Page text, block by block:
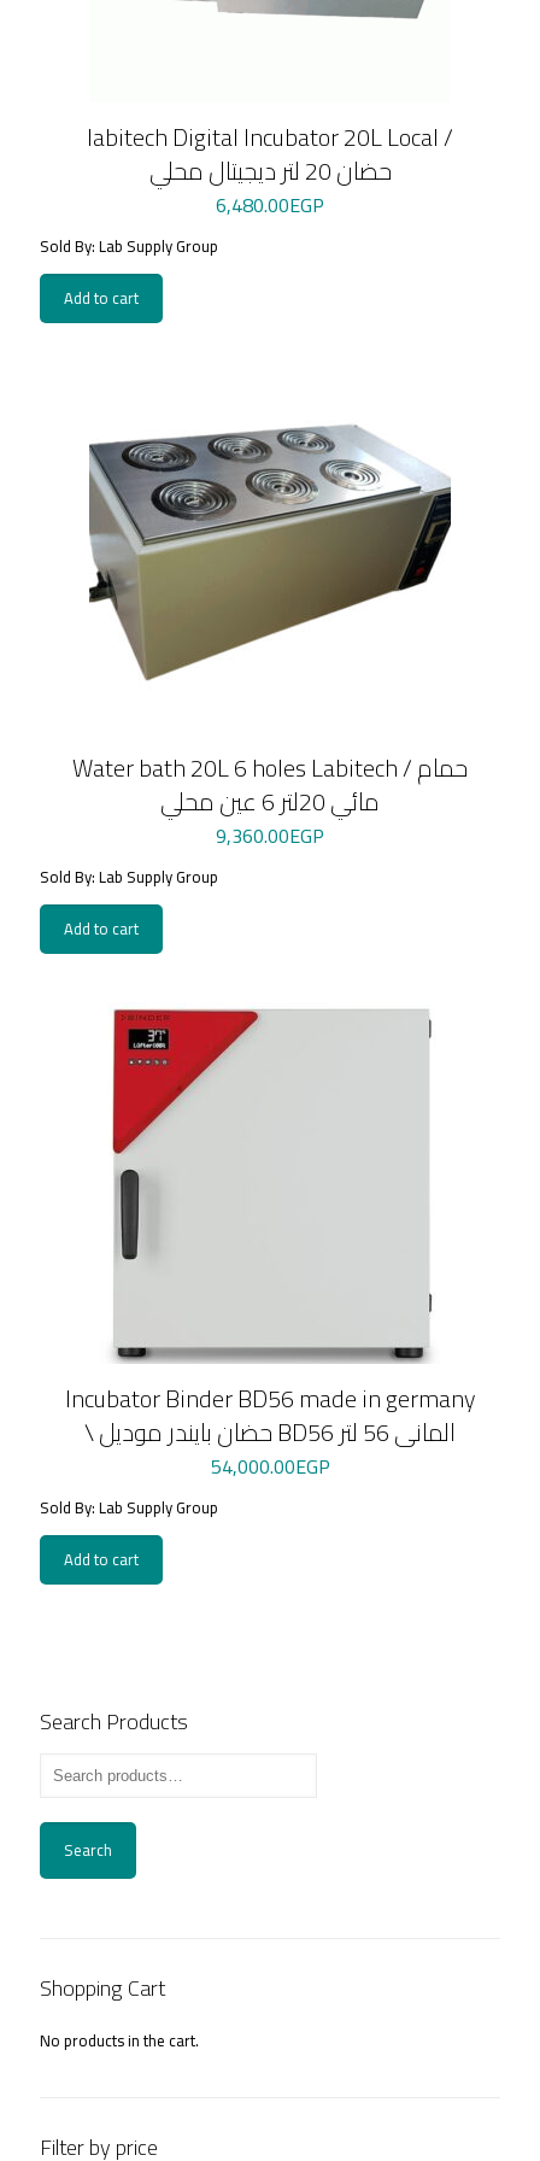
labitech Digital Incubator 20L Local /
حضان 20 لتر ديجيتال محلي
6,480.00EGP
Sold By: Lab Supply Group
Add to cart
Water bath 20L 6 holes Labitech / حمام
مائي 20لتر 6 عين محلي
9,360.00EGP
Sold By: Lab Supply Group
Add to cart
Incubator Binder BD56 made in germany
\ حضان بايندر موديل BD56 المانى 56 لتر
54,000.00EGP
Sold By: Lab Supply Group
Add to cart
Search Products
Search
Shopping Cart
No products in the cart.
Filter by price